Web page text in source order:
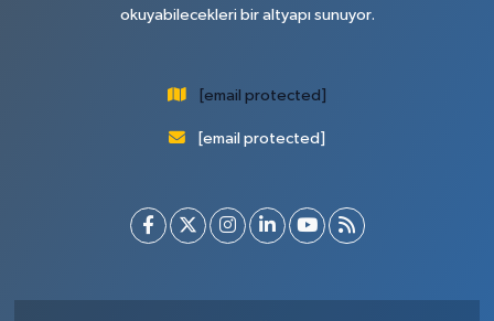
okuyabilecekleri bir altyapı sunuyor.
[email protected]
[email protected]